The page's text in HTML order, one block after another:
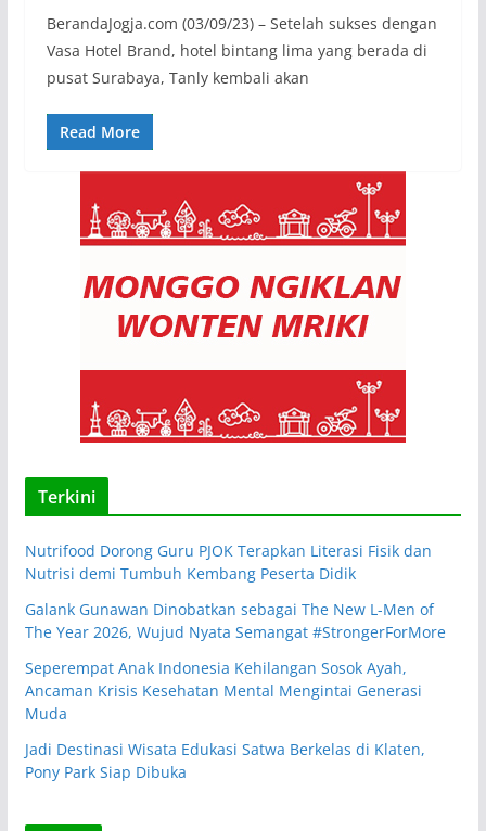
BerandaJogja.com (03/09/23) – Setelah sukses dengan
Vasa Hotel Brand, hotel bintang lima yang berada di
pusat Surabaya, Tanly kembali akan
Read More
Terkini
Nutrifood Dorong Guru PJOK Terapkan Literasi Fisik dan
Nutrisi demi Tumbuh Kembang Peserta Didik
Galank Gunawan Dinobatkan sebagai The New L-Men of
The Year 2026, Wujud Nyata Semangat #StrongerForMore
Seperempat Anak Indonesia Kehilangan Sosok Ayah,
Ancaman Krisis Kesehatan Mental Mengintai Generasi
Muda
Jadi Destinasi Wisata Edukasi Satwa Berkelas di Klaten,
Pony Park Siap Dibuka